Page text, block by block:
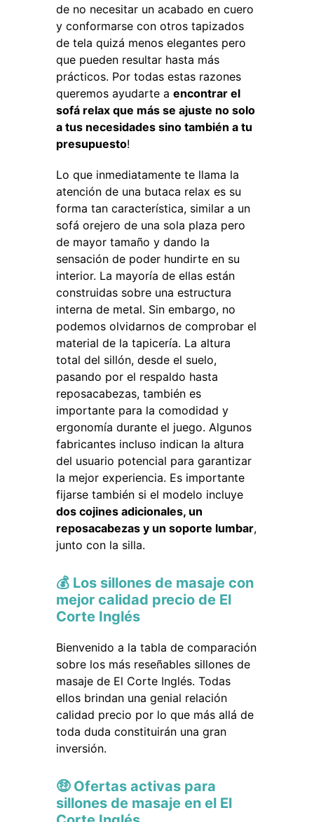
de no necesitar un acabado en cuero
y conformarse con otros tapizados
de tela quizá menos elegantes pero
que pueden resultar hasta más
prácticos. Por todas estas razones
queremos ayudarte a encontrar el
sofá relax que más se ajuste no solo
a tus necesidades sino también a tu
presupuesto!
Lo que inmediatamente te llama la
atención de una butaca relax es su
forma tan característica, similar a un
sofá orejero de una sola plaza pero
de mayor tamaño y dando la
sensación de poder hundirte en su
interior. La mayoría de ellas están
construidas sobre una estructura
interna de metal. Sin embargo, no
podemos olvidarnos de comprobar el
material de la tapicería. La altura
total del sillón, desde el suelo,
pasando por el respaldo hasta
reposacabezas, también es
importante para la comodidad y
ergonomía durante el juego. Algunos
fabricantes incluso indican la altura
del usuario potencial para garantizar
la mejor experiencia. Es importante
fijarse también si el modelo incluye
dos cojines adicionales, un
reposacabezas y un soporte lumbar,
junto con la silla.
💰 Los sillones de masaje con
mejor calidad precio de El
Corte Inglés
Bienvenido a la tabla de comparación
sobre los más reseñables sillones de
masaje de El Corte Inglés. Todas
ellos brindan una genial relación
calidad precio por lo que más allá de
toda duda constituirán una gran
inversión.
🤑 Ofertas activas para
sillones de masaje en el El